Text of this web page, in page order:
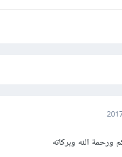
ورحمة الله وبركاته